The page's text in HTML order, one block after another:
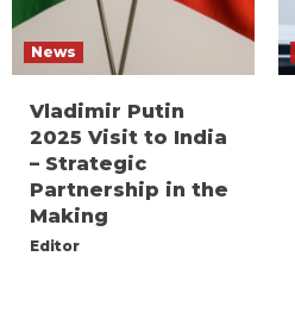
News
Vladimir Putin
2025 Visit to India
– Strategic
Partnership in the
Making
Editor